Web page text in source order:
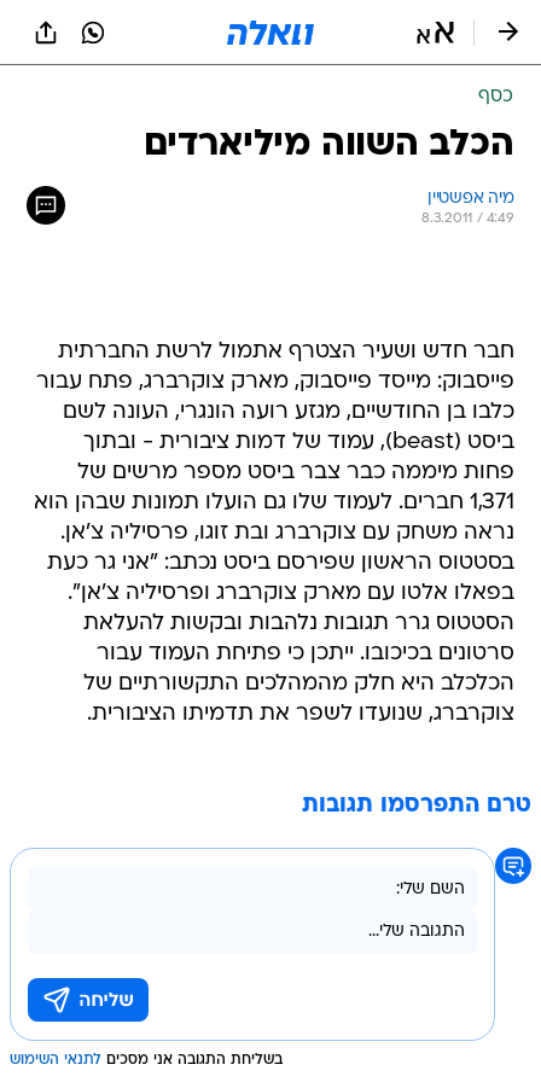
כסף
הכלב השווה מיליארדים
מיה אפשטיין
8.3.2011 / 4:49
חבר חדש ושעיר הצטרף אתמול לרשת החברתית
פייסבוק: מייסד פייסבוק, מארק צוקרברג, פתח עבור
כלבו בן החודשיים, מגזע רועה הונגרי, העונה לשם
ביסט (beast), עמוד של דמות ציבורית - ובתוך
פחות מיממה כבר צבר ביסט מספר מרשים של
1,371 חברים. לעמוד שלו גם הועלו תמונות שבהן הוא
נראה משחק עם צוקרברג ובת זוגו, פרסיליה צ'אן.
בסטטוס הראשון שפירסם ביסט נכתב: "אני גר כעת
בפאלו אלטו עם מארק צוקרברג ופרסיליה צ'אן".
הסטטוס גרר תגובות נלהבות ובקשות להעלאת
סרטונים בכיכובו. ייתכן כי פתיחת העמוד עבור
הכלכלב היא חלק מהמהלכים התקשורתיים של
צוקרברג, שנועדו לשפר את תדמיתו הציבורית.
טרם התפרסמו תגובות
בשליחת התגובה אני מסכים לתנאי השימוש